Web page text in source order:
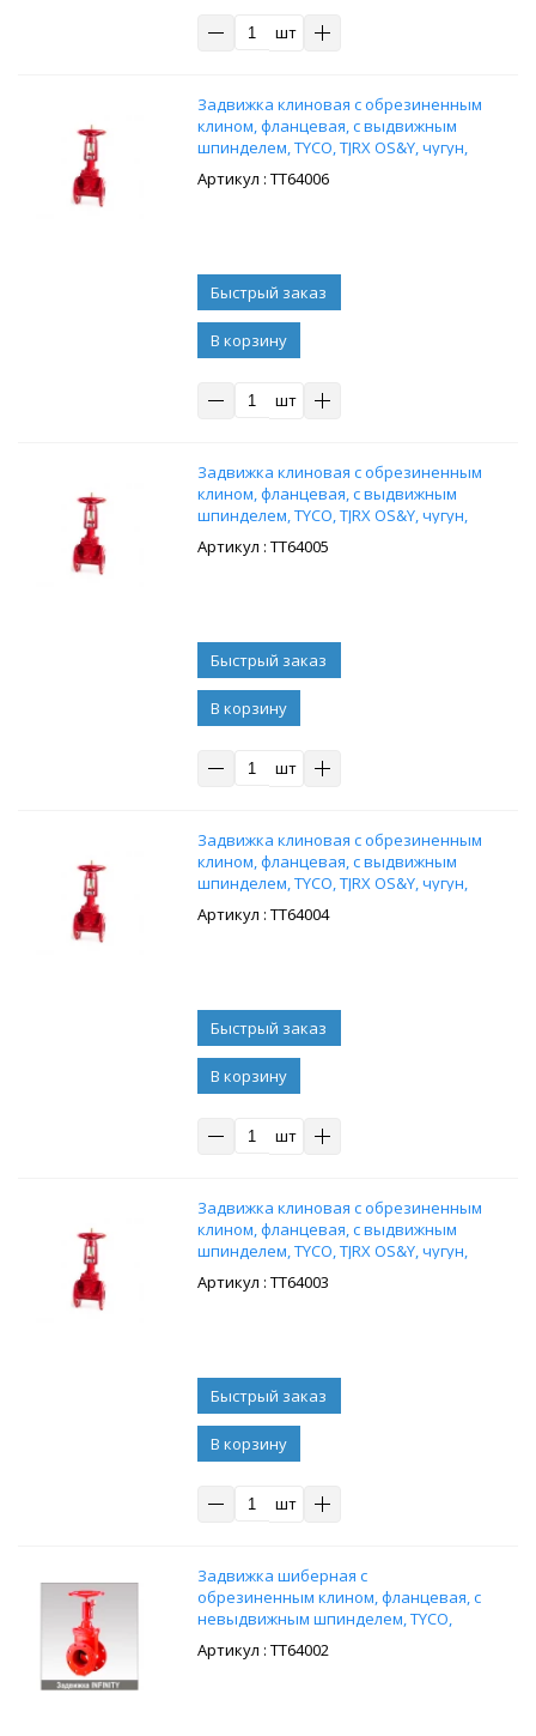
шт
Задвижка клиновая с обрезиненным
клином, фланцевая, с выдвижным
шпинделем, TYCO, TJRX OS&Y, чугун,
Ду100, Ру20: ТТ64006
В корзину
шт
Задвижка клиновая с обрезиненным
клином, фланцевая, с выдвижным
шпинделем, TYCO, TJRX OS&Y, чугун,
Ду80, Ру20: ТТ64005
В корзину
шт
Задвижка клиновая с обрезиненным
клином, фланцевая, с выдвижным
шпинделем, TYCO, TJRX OS&Y, чугун,
Ду65, Ру20: ТТ64004
В корзину
шт
Задвижка клиновая с обрезиненным
клином, фланцевая, с выдвижным
шпинделем, TYCO, TJRX OS&Y, чугун,
Ду50, Ру20: ТТ64003
В корзину
шт
Задвижка шиберная с
обрезиненным клином, фланцевая, с
невыдвижным шпинделем, TYCO,
Infinity, чугун, Ду300, Ру16
: ТТ64002